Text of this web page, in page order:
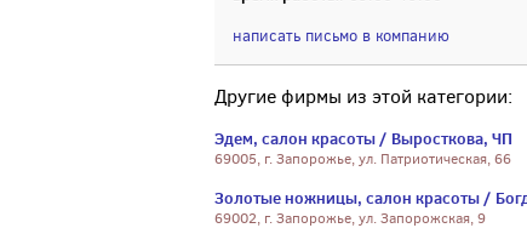
написать письмо в компанию
Другие фирмы из этой категории:
Эдем, салон красоты / Выросткова, ЧП
69005, г. Запорожье, ул. Патриотическая, 66
Золотые ножницы, салон красоты /
69002, г. Запорожье, ул. Запорожская, 9